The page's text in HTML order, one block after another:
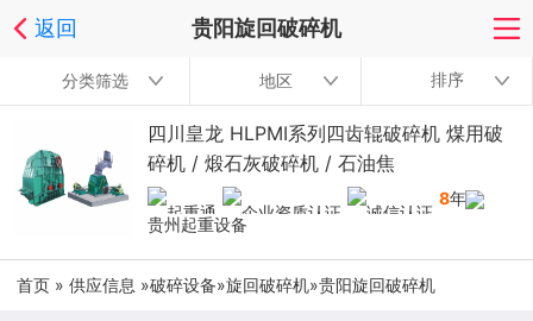
返回 贵阳旋回破碎机
分类筛选 地区 排序
四川皇龙 HLPMI系列四齿辊破碎机 煤用破
碎机 / 煅石灰破碎机 / 石油焦
8年
贵州起重设备
首页 » 供应信息 »破碎设备»旋回破碎机»贵阳旋回破碎机